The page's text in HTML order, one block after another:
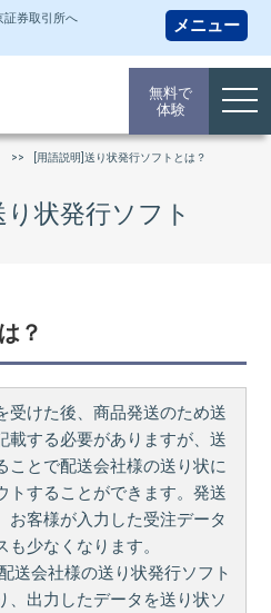
証券取引所へ
無料で
体験
[用語説明]送り状発行ソフトとは？
状発行ソフト
？
受けた後、商品発送のため送
載する必要がありますが、送
ことで配送会社様の送り状に
トすることができます。発送
お客様が入力した受注データ
少なくなります。
送会社様の送り状発行ソフト
、出力したデータを送り状ソ